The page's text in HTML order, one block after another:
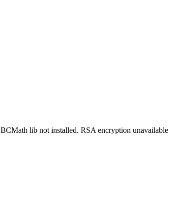
BCMath lib not installed. RSA encryption unavailable